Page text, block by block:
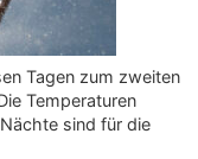
Tagen zum zweiten
Temperaturen
sind für die